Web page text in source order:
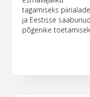
tagamiseks
ja Eestisse saabunud
põgenike